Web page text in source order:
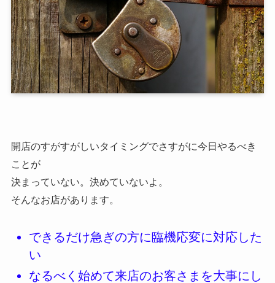
開店のすがすがしいタイミングでさすがに今日やるべき
ことが
決まっていない。決めていないよ。
そんなお店があります。
できるだけ急ぎの方に臨機応変に対応した
い
なるべく始めて来店のお客さまを大事にし